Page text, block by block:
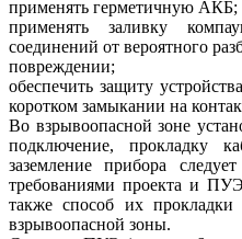
применять герметичную АКБ;
применять заливку
соединений от вероятного
повреждении;
обеспечить защиту
коротком замыкании на
Во взрывоопасной зоне
подключение, прокладку
заземление прибора
требованиями проекта и
также способ их прокладки
взрывоопасной зоны.